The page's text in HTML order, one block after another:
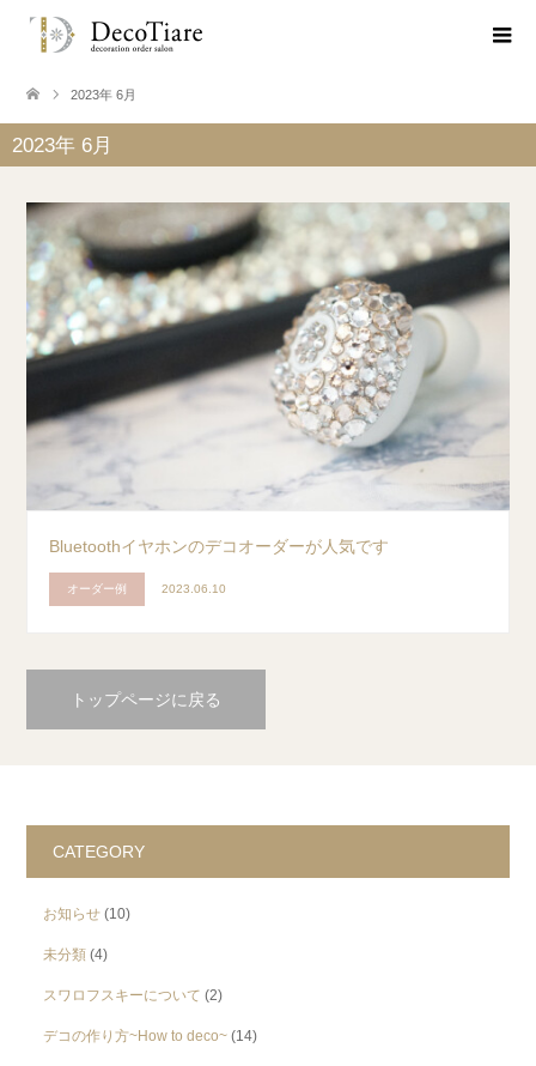
2023年 6月
2023年 6月
Bluetoothイヤホンのデコオーダーが人気です
オーダー例 2023.06.10
トップページに戻る
CATEGORY
お知らせ (10)
未分類 (4)
スワロフスキーについて (2)
デコの作り方~How to deco~ (14)